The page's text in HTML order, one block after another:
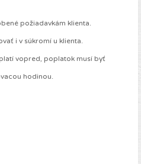
požiadavkám klienta.
i v súkromí u klienta.
vopred, poplatok musí byť
hodinou.